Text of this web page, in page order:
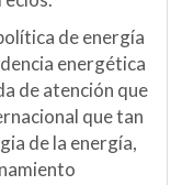
de energía
energética
de atención que
que tan
de la energía,